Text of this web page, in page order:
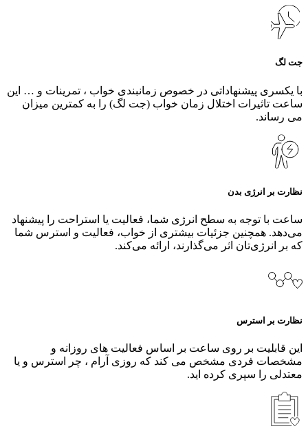
جت لگ
با یکسری پیشنهاداتی در خصوص زمانبندی خواب ، تمرینات و … این
ساعت تاثیرات اختلال زمان خواب (جت لگ) را به کمترین میزان
می رساند.
نظارت بر انرژی بدن
ساعت با توجه به سطح انرژی شما، فعالیت یا استراحت را پیشنهاد
می‌دهد. همچنین جزئیات بیشتری از خواب، فعالیت و استرس شما
که بر انرژی‌تان اثر می‌گذارند، ارائه می‌کند.
نظارت بر استرس
این قابلیت بر روی ساعت بر اساس فعالیت های روزانه و
مشخصات فردی مشخص می کند که روزی آرام ، چر استرس و یا
معتدلی را سپری کرده اید.